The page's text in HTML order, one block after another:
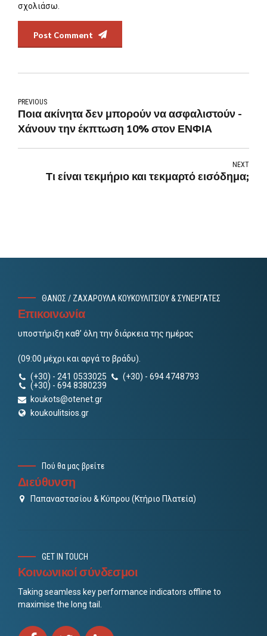
σχολιάσω.
Post Comment
PREVIOUS
Ποια ακίνητα δεν μπορούν να ασφαλιστούν -
Χάνουν την έκπτωση 10% στον ΕΝΦΙΑ
NEXT
Τι είναι τεκμήριο και τεκμαρτό εισόδημα;
ΘΑΝΟΣ / ΖΑΧΑΡΟΥΛΑ ΚΟΥΚΟΥΛΙΤΣΙΟΥ & ΣΥΝΕΡΓΑΤΕΣ
Επικοινωνία
υποστήριξη καθ’ όλη την διάρκεια της ημέρας
(09:00 μέχρι και αργά το βράδυ).
(+30) - 241 0533025
(+30) - 694 4748793
(+30) - 694 8380239
koukots@otenet.gr
koukoulitsios.gr
Πού θα μας βρείτε
Διεύθυνση
Παπαναστασίου & Κύπρου (Κτήριο Πλατεία)
GET IN TOUCH
Κοινωνικοί σύνδεσμοι
Taking seamless key performance indicators offline to
maximise the long tail.